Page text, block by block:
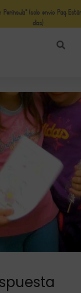
(solo envio Paq
días)